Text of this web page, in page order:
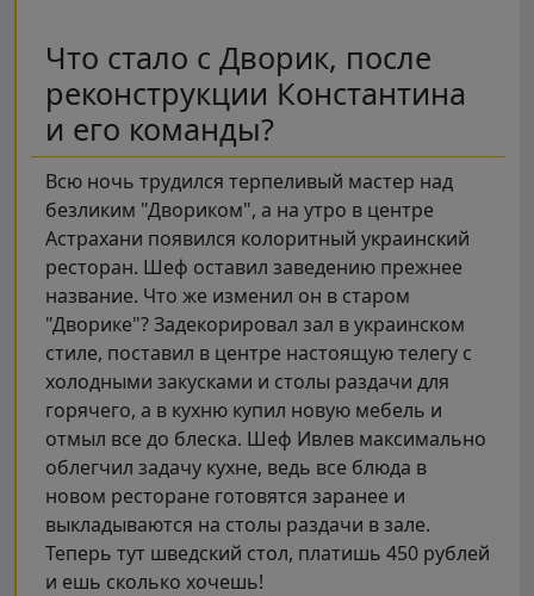
Что стало с Дворик, после
реконструкции Константина
и его команды?
Всю ночь трудился терпеливый мастер над
безликим "Двориком", а на утро в центре
Астрахани появился колоритный украинский
ресторан. Шеф оставил заведению прежнее
название. Что же изменил он в старом
"Дворике"? Задекорировал зал в украинском
стиле, поставил в центре настоящую телегу с
холодными закусками и столы раздачи для
горячего, а в кухню купил новую мебель и
отмыл все до блеска. Шеф Ивлев максимально
облегчил задачу кухне, ведь все блюда в
новом ресторане готовятся заранее и
выкладываются на столы раздачи в зале.
Теперь тут шведский стол, платишь 450 рублей
и ешь сколько хочешь!